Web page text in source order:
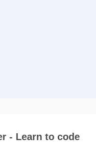
- Learn to code